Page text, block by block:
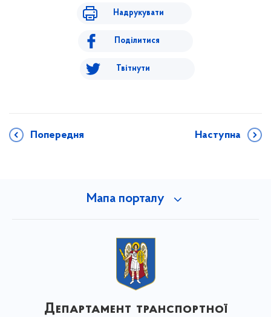
Надрукувати
Поділитися
Твітнути
Попередня Наступна
Мапа порталу
Департамент транспортної